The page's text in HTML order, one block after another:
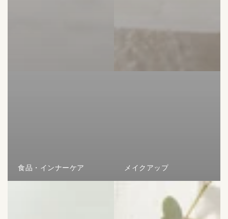
食品・インナーケア メイクアップ